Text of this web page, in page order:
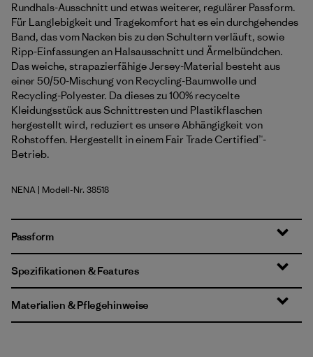
Rundhals-Ausschnitt und etwas weiterer, regulärer Passform.
Für Langlebigkeit und Tragekomfort hat es ein durchgehendes
Band, das vom Nacken bis zu den Schultern verläuft, sowie
Ripp-Einfassungen an Halsausschnitt und Ärmelbündchen.
Das weiche, strapazierfähige Jersey-Material besteht aus
einer 50/50-Mischung von Recycling-Baumwolle und
Recycling-Polyester. Da dieses zu 100% recycelte
Kleidungsstück aus Schnittresten und Plastikflaschen
hergestellt wird, reduziert es unsere Abhängigkeit von
Rohstoffen. Hergestellt in einem Fair Trade Certified™-
Betrieb.
New Navy
NENA | Modell-Nr. 38518
Passform
Spezifikationen & Features
Materialien & Pflegehinweise